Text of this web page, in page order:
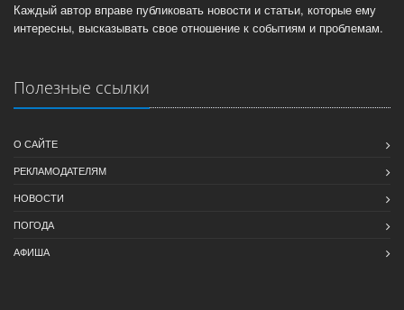
Каждый автор вправе публиковать новости и статьи, которые ему
интересны, высказывать свое отношение к событиям и проблемам.
Полезные ссылки
О САЙТЕ
РЕКЛАМОДАТЕЛЯМ
НОВОСТИ
ПОГОДА
АФИША